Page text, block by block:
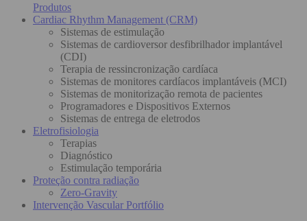
Produtos
Cardiac Rhythm Management (CRM)
Sistemas de estimulação
Sistemas de cardioversor desfibrilhador implantável
(CDI)
Terapia de ressincronização cardíaca
Sistemas de monitores cardíacos implantáveis (MCI)
Sistemas de monitorização remota de pacientes
Programadores e Dispositivos Externos
Sistemas de entrega de eletrodos
Eletrofisiologia
Terapias
Diagnóstico
Estimulação temporária
Proteção contra radiação
Zero-Gravity
Intervenção Vascular Portfólio